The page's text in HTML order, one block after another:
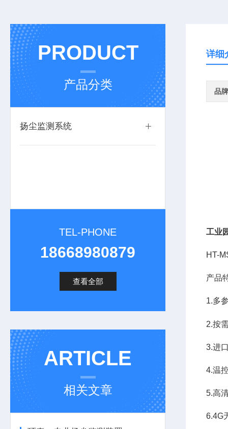
PRODUCT
产品分类
扬尘监测系统
TEL-PHONE
18668980879
查看全部
ARTICLE
相关文章
详细
品牌
工业
HT-
产品
1.多
2.按
3.进
4.温
5.高
6.4G